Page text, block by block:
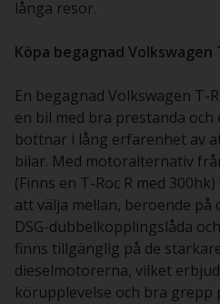
långa resor.
Köpa begagnad Volkswagen
En begagnad Volkswagen T-
en bil med bra prestanda
bottnar i lång erfarenhet av
bilar. Med motoralternativ
(Finns en T-Roc R med
att välja mellan, beroende på
DSG-dubbelkopplingslåda
finns tillgänglig på de
dieselmotorerna, vilket
körupplevelse och bra grepp